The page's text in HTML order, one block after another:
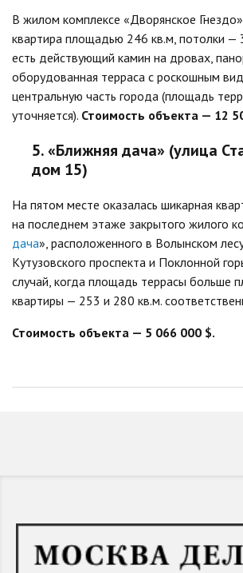
В жилом комплексе «Дворянское
квартира площадью 246 кв.м, потолки —
есть действующий камин на дровах,
оборудованная терраса с роскошным
центральную часть города (площадь
уточняется). Стоимость объекта — 12
5. «Ближняя дача» (улица
дом 15)
На пятом месте оказалась шикарная
на последнем этаже закрытого жилого
дача», расположенного в Волынском
Кутузовского проспекта и Поклонной
случай, когда площадь террасы больше
квартиры — 253 и 280 кв.м.
Стоимость объекта — 5 066 000 $.